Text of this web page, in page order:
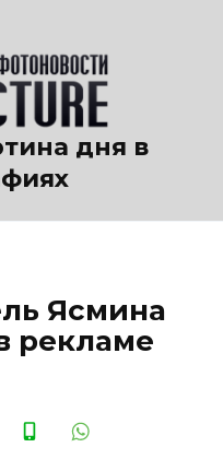
дня в
Ясмина
рекламе